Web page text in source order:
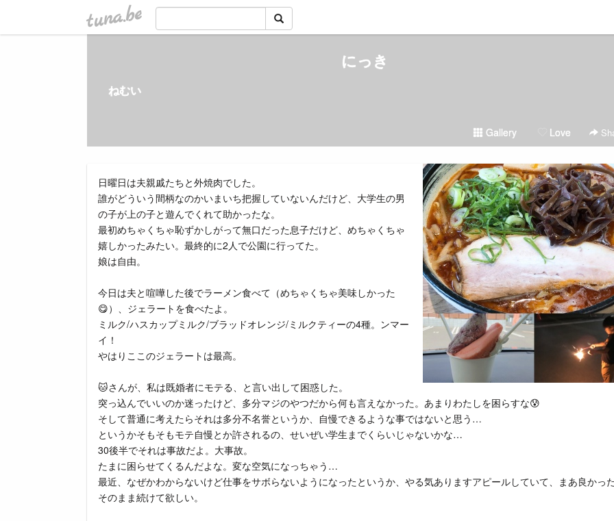
tuna.be
にっき
ねむい
Gallery Love
日曜日は夫親戚たちと外焼肉でした。
誰がどういう間柄なのかいまいち把握していないんだけど、大学生の男
の子が上の子と遊んでくれて助かったな。
最初めちゃくちゃ恥ずかしがって無口だった息子だけど、めちゃくちゃ
嬉しかったみたい。最終的に2人で公園に行ってた。
娘は自由。
今日は夫と喧嘩した後でラーメン食べて（めちゃくちゃ美味しかった
😋）、ジェラートを食べたよ。
ミルク/ハスカップミルク/ブラッドオレンジ/ミルクティーの4種。ンマー
イ！
やはりここのジェラートは最高。
🐱さんが、私は既婚者にモテる、と言い出して困惑した。
突っ込んでいいのか迷ったけど、多分マジのやつだから何も言えなかった。あまりわたしを困らすな😰
そして普通に考えたらそれは多分不名誉というか、自慢できるような事ではないと思う…
というかそもそもモテ自慢とか許されるの、せいぜい学生までくらいじゃないかな…
30後半でそれは事故だよ。大事故。
たまに困らせてくるんだよな。変な空気になっちゃう…
最近、なぜかわからないけど仕事をサボらないようになったというか、やる気ありますアピールしていて、まあ良かっ
そのまま続けて欲しい。